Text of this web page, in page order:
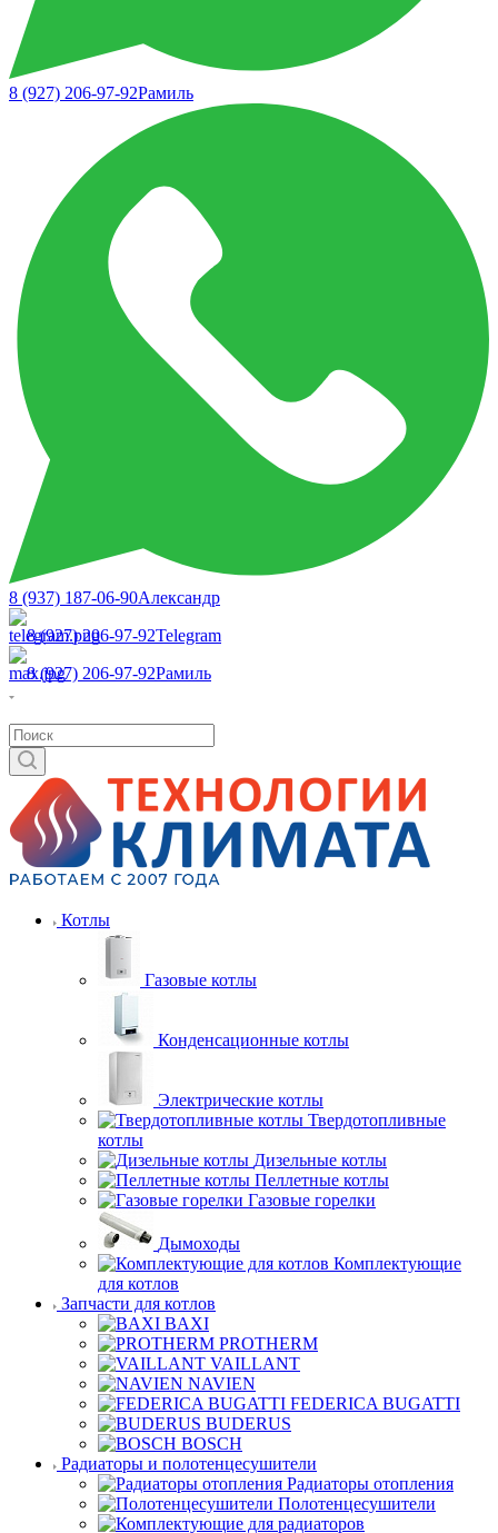
8 (927) 206-97-92Рамиль
8 (937) 187-06-90Александр
8 (927) 206-97-92Telegram
8 (927) 206-97-92Рамиль
Котлы
Газовые котлы
Конденсационные котлы
Электрические котлы
Твердотопливные
котлы
Дизельные котлы
Пеллетные котлы
Газовые горелки
Дымоходы
Комплектующие
для котлов
Запчасти для котлов
BAXI
PROTHERM
VAILLANT
NAVIEN
FEDERICA BUGATTI
BUDERUS
BOSCH
Радиаторы и полотенцесушители
Радиаторы отопления
Полотенцесушители